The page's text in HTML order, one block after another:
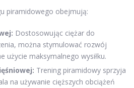
piramidowego obejmują:
Dostosowując ciężar do
można stymulować rozwój
użycie maksymalnego wysiłku.
Trening piramidowy sprzyja
na używanie cięższych obciążeń